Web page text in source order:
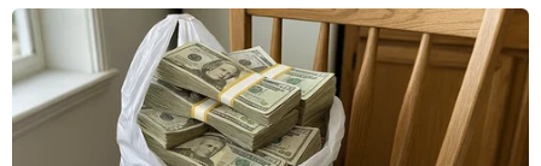
#Du học #Đại sứ quán Việt Nam tại Bỉ
#Cô gái xấu số
#Du học sinh
#Nữ sinh người Việt
#Giết người
#Tin mới #Tin thời sự
#Thời sự hôm nay